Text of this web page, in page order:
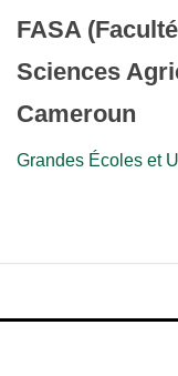
FASA
Sciences
Cameroun
Grandes Écoles et